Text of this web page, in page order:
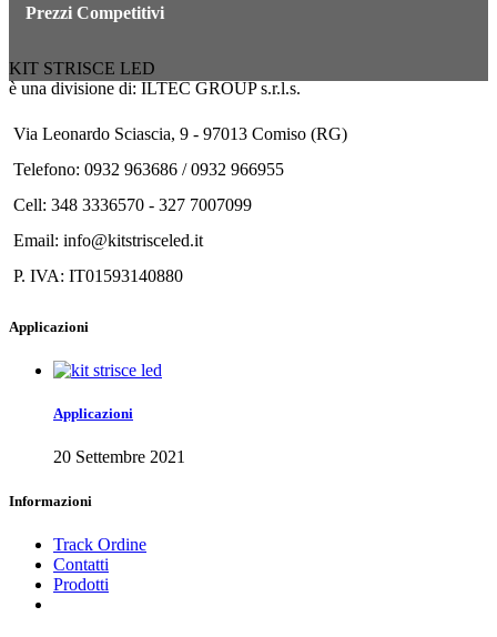
Prezzi Competitivi
KIT STRISCE LED
è una divisione di: ILTEC GROUP s.r.l.s.
Via Leonardo Sciascia, 9 - 97013 Comiso (RG)
Telefono: 0932 963686 / 0932 966955
Cell: 348 3336570 - 327 7007099
Email: info@kitstrisceled.it
P. IVA: IT01593140880
Applicazioni
Applicazioni
20 Settembre 2021
Informazioni
Track Ordine
Contatti
Prodotti